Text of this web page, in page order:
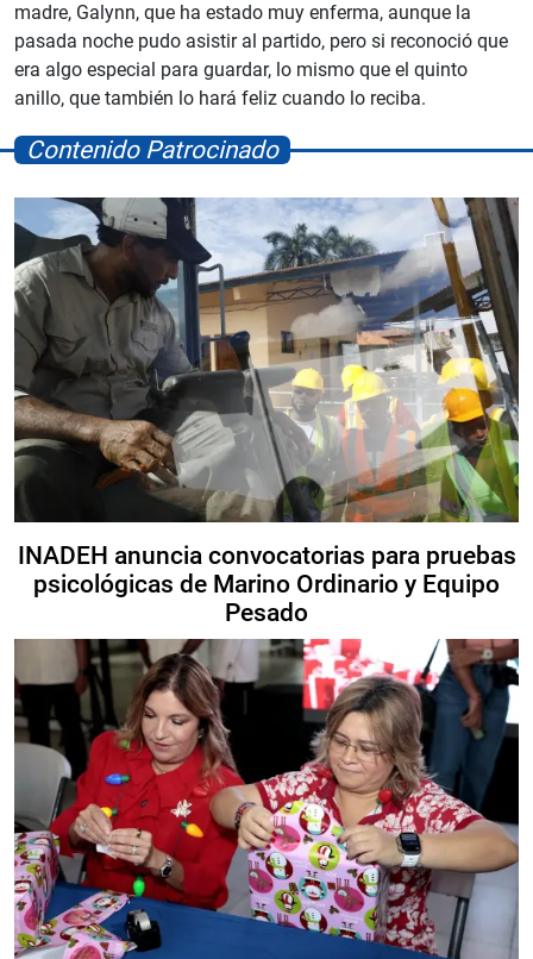
madre, Galynn, que ha estado muy enferma, aunque la
pasada noche pudo asistir al partido, pero si reconoció que
era algo especial para guardar, lo mismo que el quinto
anillo, que también lo hará feliz cuando lo reciba.
Contenido Patrocinado
INADEH anuncia convocatorias para pruebas
psicológicas de Marino Ordinario y Equipo
Pesado